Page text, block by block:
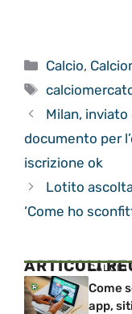
Categorie
Calcio,
Tag
Milan,
documento per
iscrizione ok
Lotito
‘Come ho
ARTICOLICALCIO
Come
app,